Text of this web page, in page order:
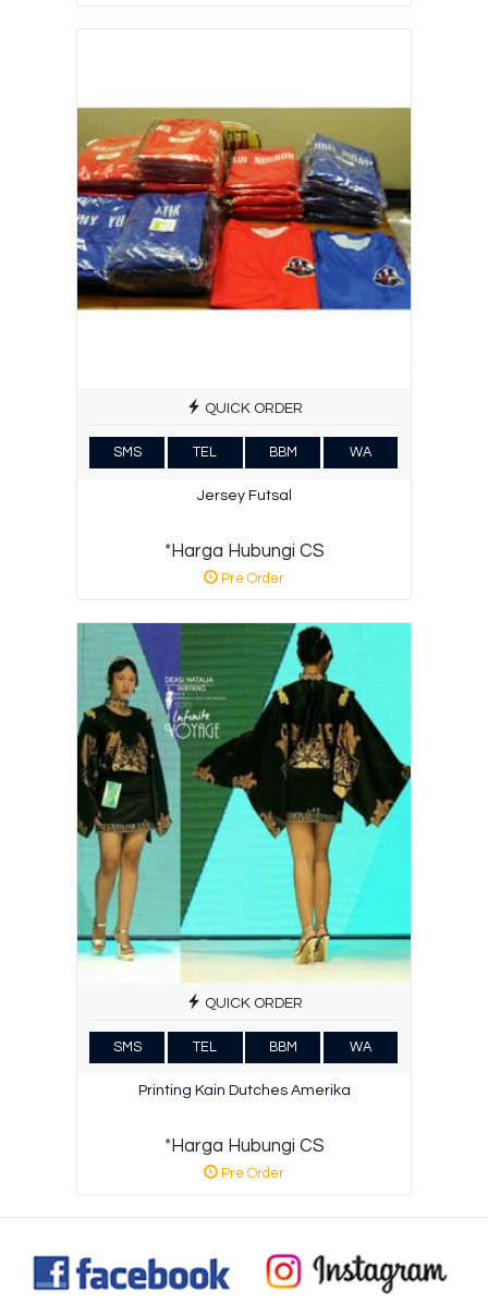
QUICK ORDER
SMS TEL BBM WA
Jersey Futsal
*Harga Hubungi CS
Pre Order
QUICK ORDER
SMS TEL BBM WA
Printing Kain Dutches Amerika
*Harga Hubungi CS
Pre Order